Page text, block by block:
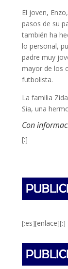
El joven,
pasos de su
también ha
lo personal,
padre muy
mayor de los
futbolista.
La familia
Sia, una
Con
[:]
[:es][enlace][:]